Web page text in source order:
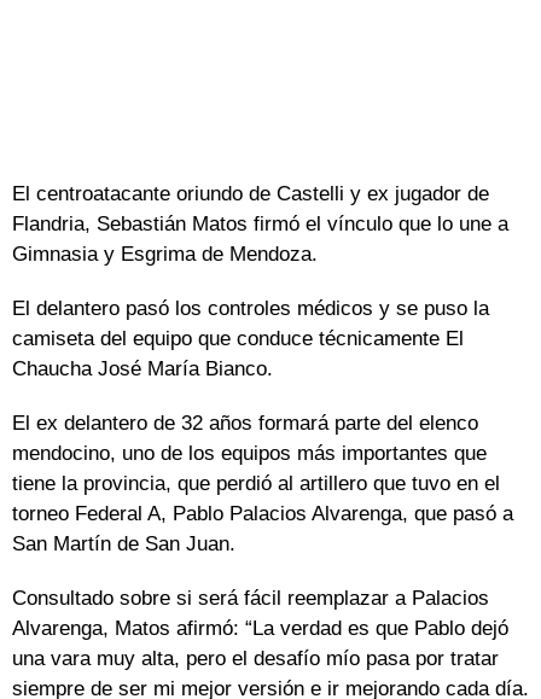
El centroatacante oriundo de Castelli y ex jugador de
Flandria, Sebastián Matos firmó el vínculo que lo une a
Gimnasia y Esgrima de Mendoza.
El delantero pasó los controles médicos y se puso la
camiseta del equipo que conduce técnicamente El
Chaucha José María Bianco.
El ex delantero de 32 años formará parte del elenco
mendocino, uno de los equipos más importantes que
tiene la provincia, que perdió al artillero que tuvo en el
torneo Federal A, Pablo Palacios Alvarenga, que pasó a
San Martín de San Juan.
Consultado sobre si será fácil reemplazar a Palacios
Alvarenga, Matos afirmó: “La verdad es que Pablo dejó
una vara muy alta, pero el desafío mío pasa por tratar
siempre de ser mi mejor versión e ir mejorando cada día.